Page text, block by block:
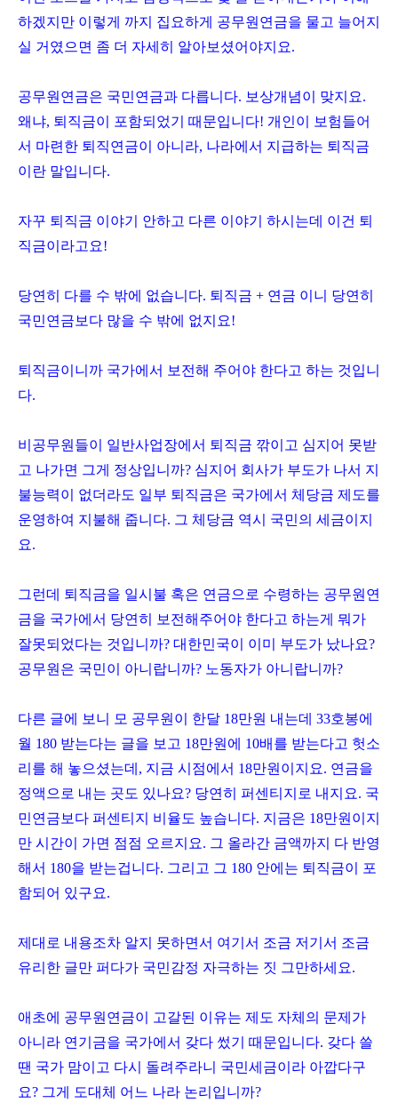
하겠지만 이렇게 까지 집요하게 공무원연금을 물고 늘어지
실 거였으면 좀 더 자세히 알아보셨어야지요.
공무원연금은 국민연금과 다릅니다. 보상개념이 맞지요.
왜냐, 퇴직금이 포함되었기 때문입니다! 개인이 보험들어
서 마련한 퇴직연금이 아니라, 나라에서 지급하는 퇴직금
이란 말입니다.
자꾸 퇴직금 이야기 안하고 다른 이야기 하시는데 이건 퇴
직금이라고요!
당연히 다를 수 밖에 없습니다. 퇴직금 + 연금 이니 당연히
국민연금보다 많을 수 밖에 없지요!
퇴직금이니까 국가에서 보전해 주어야 한다고 하는 것입니
다.
비공무원들이 일반사업장에서 퇴직금 깎이고 심지어 못받
고 나가면 그게 정상입니까? 심지어 회사가 부도가 나서 지
불능력이 없더라도 일부 퇴직금은 국가에서 체당금 제도를
운영하여 지불해 줍니다. 그 체당금 역시 국민의 세금이지
요.
그런데 퇴직금을 일시불 혹은 연금으로 수령하는 공무원연
금을 국가에서 당연히 보전해주어야 한다고 하는게 뭐가
잘못되었다는 것입니까? 대한민국이 이미 부도가 났나요?
공무원은 국민이 아니랍니까? 노동자가 아니랍니까?
다른 글에 보니 모 공무원이 한달 18만원 내는데 33호봉에
월 180 받는다는 글을 보고 18만원에 10배를 받는다고 헛소
리를 해 놓으셨는데, 지금 시점에서 18만원이지요. 연금을
정액으로 내는 곳도 있나요? 당연히 퍼센티지로 내지요. 국
민연금보다 퍼센티지 비율도 높습니다. 지금은 18만원이지
만 시간이 가면 점점 오르지요. 그 올라간 금액까지 다 반영
해서 180을 받는겁니다. 그리고 그 180 안에는 퇴직금이 포
함되어 있구요.
제대로 내용조차 알지 못하면서 여기서 조금 저기서 조금
유리한 글만 퍼다가 국민감정 자극하는 짓 그만하세요.
애초에 공무원연금이 고갈된 이유는 제도 자체의 문제가
아니라 연기금을 국가에서 갖다 썼기 때문입니다. 갖다 쓸
땐 국가 맘이고 다시 돌려주라니 국민세금이라 아깝다구
요? 그게 도대체 어느 나라 논리입니까?